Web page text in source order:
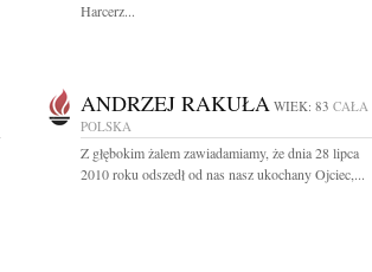
Harcerz...
ANDRZEJ RAKUŁA WIEK: 83 CAŁA
POLSKA
Z głębokim żalem zawiadamiamy, że dnia 28 lipca
2010 roku odszedł od nas nasz ukochany Ojciec,...